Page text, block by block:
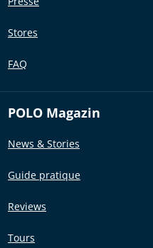
Stores
FAQ
POLO Magazin
News & Stories
Guide pratique
Reviews
Tours